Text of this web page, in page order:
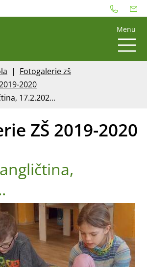
Menu
Fotogalerie zš
2020
17.2.202...
ZŠ 2019-2020